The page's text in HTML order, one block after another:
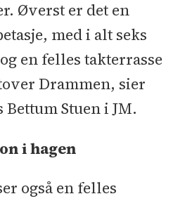
l
& Sukkel
kjerneboring: Titan
Sagstuen
og taktekking:
og Montasje
Bo Andrenl
Øverst er det en
med i alt seks
en felles takterrasse
Drammen, sier
Stuen i JM.
i hagen
også en felles